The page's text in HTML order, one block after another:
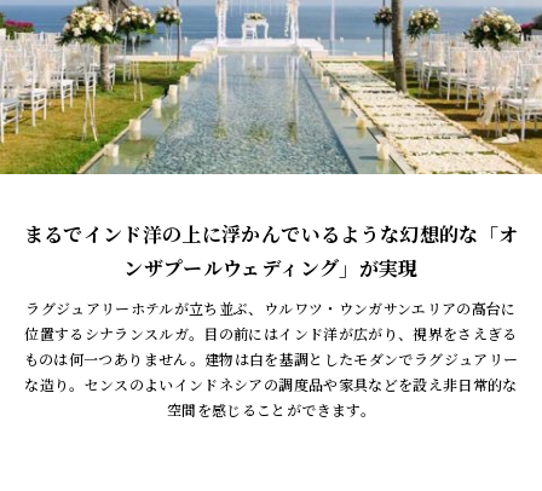
まるでインド洋の上に浮かんでいるような幻想的な「オ
ンザプールウェディング」が実現
ラグジュアリーホテルが立ち並ぶ、ウルワツ・ウンガサンエリアの高台に
位置するシナランスルガ。目の前にはインド洋が広がり、視界をさえぎる
ものは何一つありません。建物は白を基調としたモダンでラグジュアリー
な造り。センスのよいインドネシアの調度品や家具などを設え非日常的な
空間を感じることができます。